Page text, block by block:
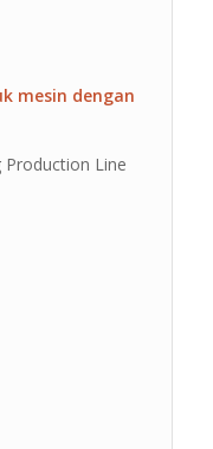
mesin dengan
Production Line